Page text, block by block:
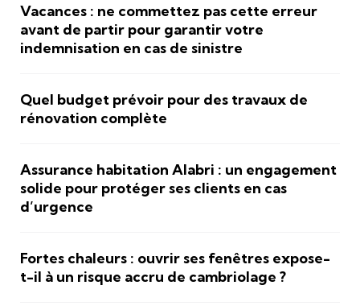
Vacances : ne commettez pas cette erreur
avant de partir pour garantir votre
indemnisation en cas de sinistre
Quel budget prévoir pour des travaux de
rénovation complète
Assurance habitation Alabri : un engagement
solide pour protéger ses clients en cas
d’urgence
Fortes chaleurs : ouvrir ses fenêtres expose-
t-il à un risque accru de cambriolage ?